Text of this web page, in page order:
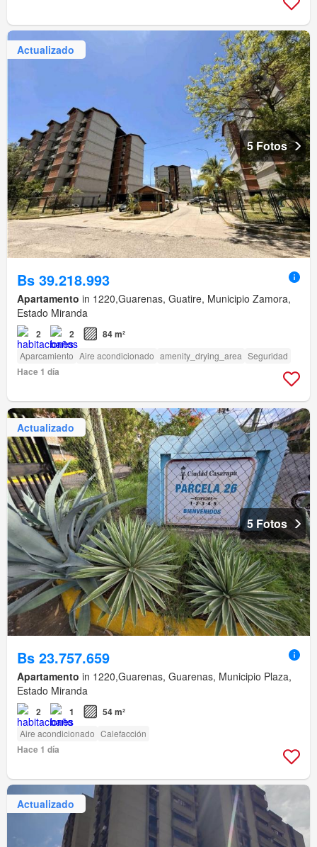
Actualizado
5 Fotos
Bs 39.218.993
Apartamento in 1220,Guarenas, Guatire, Municipio Zamora,
Estado Miranda
2 2 84 m²
Aparcamiento Aire acondicionado amenity_drying_area Seguridad
Hace 1 día
Actualizado
5 Fotos
Bs 23.757.659
Apartamento in 1220,Guarenas, Guarenas, Municipio Plaza,
Estado Miranda
2 1 54 m²
Aire acondicionado Calefacción
Hace 1 día
Actualizado